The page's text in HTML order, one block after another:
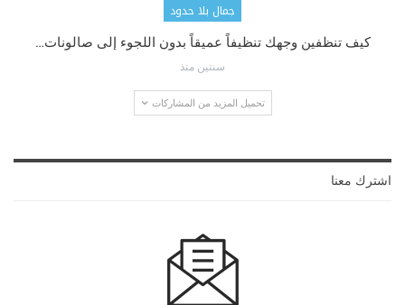
جمال بلا حدود
كيف تنظفين وجهك تنظيفاً عميقاً بدون اللجوء إلى صالونات…
سنتين منذ
تحميل المزيد من المشاركات
اشترك معنا